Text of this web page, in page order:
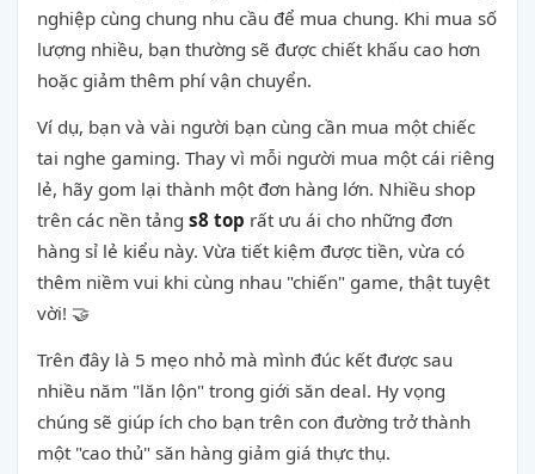
nghiệp cùng chung nhu cầu để mua chung. Khi mua số
lượng nhiều, bạn thường sẽ được chiết khấu cao hơn
hoặc giảm thêm phí vận chuyển.
Ví dụ, bạn và vài người bạn cùng cần mua một chiếc
tai nghe gaming. Thay vì mỗi người mua một cái riêng
lẻ, hãy gom lại thành một đơn hàng lớn. Nhiều shop
trên các nền tảng s8 top rất ưu ái cho những đơn
hàng sỉ lẻ kiểu này. Vừa tiết kiệm được tiền, vừa có
thêm niềm vui khi cùng nhau "chiến" game, thật tuyệt
vời! 🤝
Trên đây là 5 mẹo nhỏ mà mình đúc kết được sau
nhiều năm "lăn lộn" trong giới săn deal. Hy vọng
chúng sẽ giúp ích cho bạn trên con đường trở thành
một "cao thủ" săn hàng giảm giá thực thụ.